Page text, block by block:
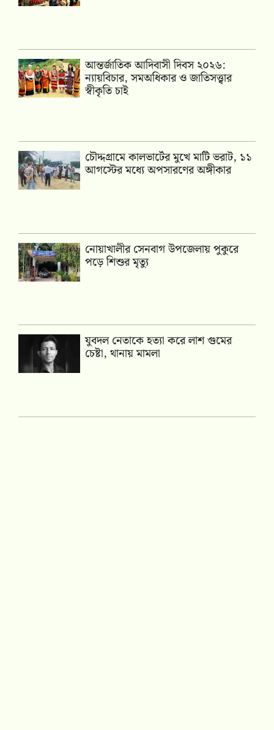
আন্তর্জাতিক আদিবাসী দিবস ২০২৬:
ন্যায়বিচার, সমঅধিকার ও জাতিসত্ত্বার
স্বীকৃতি চাই
চৌদ্দগ্রামে কালভার্টের মুখে মাটি ভরাট, ১১
আগস্টের মধ্যে অপসারণের অঙ্গীকার
নোয়াখালীর সেনবাগ উপজেলায় পুকুরে
পড়ে শিশুর মৃত্যু
যুবদল নেতাকে হত্যা করে লাশ গুমের
চেষ্টা, থানায় মামলা